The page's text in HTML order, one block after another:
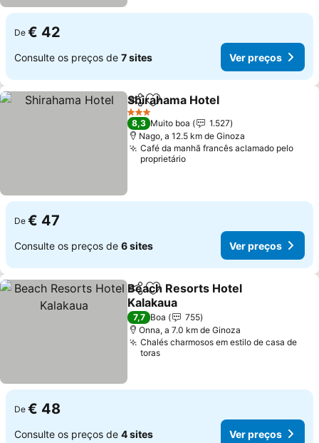
De € 42
Consulte os preços de 7 sites Ver preços
PartilharAdicionar aos favoritos
Shirahama Hotel
3 Estrelas
8,3 Muito boa
1.527
Nago, a 12.5 km de Ginoza
Café da manhã francês aclamado pelo
proprietário
De € 47
Consulte os preços de 6 sites Ver preços
PartilharAdicionar aos favoritos
Beach Resorts Hotel
Kalakaua
Ver preços
7,7 Boa
755
Onna, a 7.0 km de Ginoza
Chalés charmosos em estilo de casa de
toras
De € 48
Consulte os preços de 4 sites Ver preços